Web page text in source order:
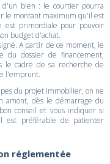
d'un bien : le courtier pourra
le montant maximum qu'il est
est primordiale pour pouvoir
budget d'achat.
A partir de ce moment, le
du dossier de financement,
le cadre de sa recherche de
l'emprunt.
du projet immobilier, on ne
amont, dès le démarrage du
conseil et vous indiquer si
est préférable de patienter
réglementée